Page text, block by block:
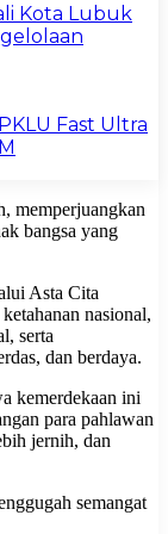
Kota Lubuk
Fast Ultra
memperjuangkan
bangsa yang
Asta Cita
nasional,
serta
dan berdaya.
kemerdekaan ini
para pahlawan
jernih, dan
semangat